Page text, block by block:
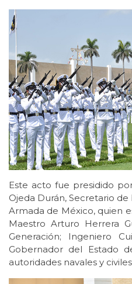
Este acto fue presidido
Ojeda Durán, Secretario
Armada de México, quien
Maestro Arturo Herrera
Generación; Ingeniero
Gobernador del Estado
autoridades navales y